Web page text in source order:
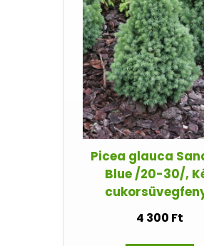
Picea glauca
Blue /20-30/,
4 300 Ft